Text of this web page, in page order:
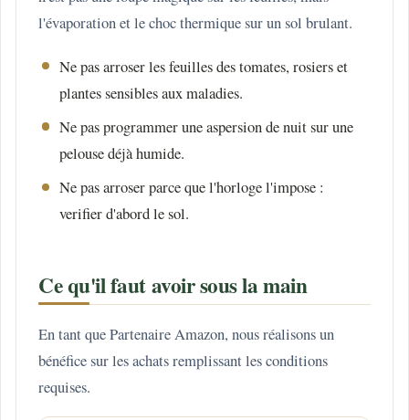
l'évaporation et le choc thermique sur un sol brulant.
Ne pas arroser les feuilles des tomates, rosiers et
plantes sensibles aux maladies.
Ne pas programmer une aspersion de nuit sur une
pelouse déjà humide.
Ne pas arroser parce que l'horloge l'impose :
verifier d'abord le sol.
Ce qu'il faut avoir sous la main
En tant que Partenaire Amazon, nous réalisons un
bénéfice sur les achats remplissant les conditions
requises.